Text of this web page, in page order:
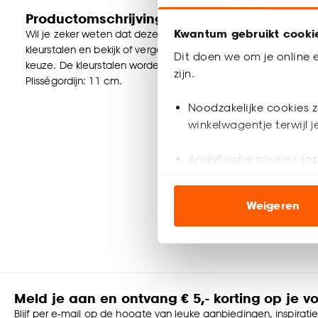
Kwantum gebruikt
Dit doen we om je online
zijn.
Noodzakelijke cookies
winkelwagentje terwijl
Analytische cookies
ook buiten de
Klik op ‘Ja, alles
accepteren door op
Goed om te weten is dat
Weigeren
Productomschrijving
Wil je zeker weten dat deze raamdecoratie bij de rest van
kleurstalen en bekijk of vergelijk eenvoudig welke
keuze. De kleurstalen worden binnen 2 à 3 werkdagen
Plisségordijn: 11 cm.
Meld je aan en ontvang € 5,- korting op je
Blijf per e-mail op de hoogte van leuke aanbiedingen,